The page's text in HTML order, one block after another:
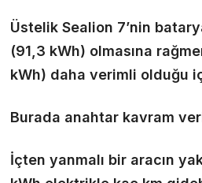
Üstelik Sealion 7’nin
(91,3 kWh) olmasına
kWh) daha verimli olduğu
Burada anahtar kavram
İçten yanmalı bir aracın